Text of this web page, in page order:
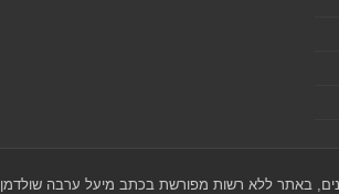
באתר ללא רשות מפורשת בכתב מיעל ערבה שולדמן